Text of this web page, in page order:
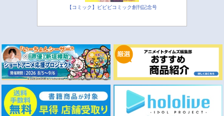
【コミック】ビビビコミック創刊記念号